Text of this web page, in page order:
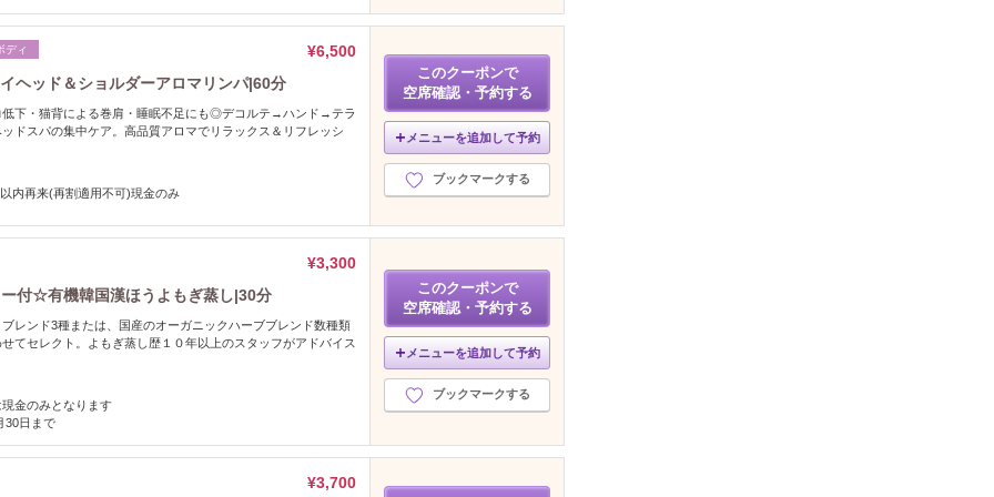
ディ
¥6,500
ヘッド＆ショルダーアロマリンパ|60分
低下・猫背による巻肩・睡眠不足にも◎デコルテ→ハンド→テラ
ドスパの集中ケア。高品質アロマでリラックス＆リフレッシ
内再来(再割適用不可)現金のみ
このクーポンで
空席確認・予約する
メニューを追加して予約
ブックマークする
¥3,300
付☆有機韓国漢ほうよもぎ蒸し|30分
レンド3種または、国産のオーガニックハーブブレンド数種類
てセレクト。よもぎ蒸し歴１０年以上のスタッフがアドバイス
金のみとなります
30日まで
このクーポンで
空席確認・予約する
メニューを追加して予約
ブックマークする
¥3,700